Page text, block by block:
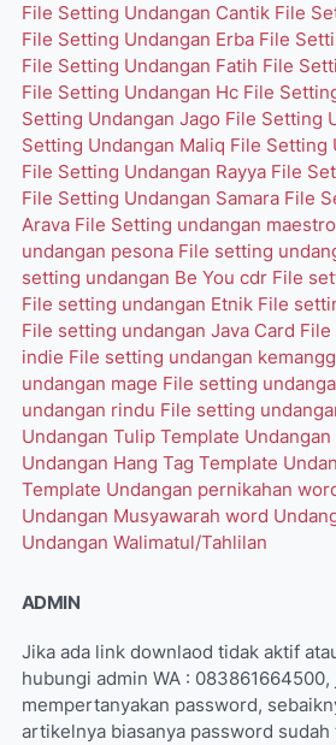
File Setting Undangan Cantik File
File Setting Undangan Erba File
File Setting Undangan Fatih File
File Setting Undangan Hc File
Setting Undangan Jago File Setting
Setting Undangan Maliq File Setting
File Setting Undangan Rayya File
File Setting Undangan Samara File
Arava File Setting undangan maestro
undangan pesona File setting
setting undangan Be You cdr File
File setting undangan Etnik File
File setting undangan Java Card File
indie File setting undangan
undangan mage File setting
undangan rindu File setting
Undangan Tulip Template Undangan
Undangan Hang Tag Template
Template Undangan pernikahan
Undangan Musyawarah word
Undangan Walimatul/Tahlilan
ADMIN
Jika ada link downlaod tidak aktif
hubungi admin WA : 083861664500,
mempertanyakan password,
artikelnya biasanya password